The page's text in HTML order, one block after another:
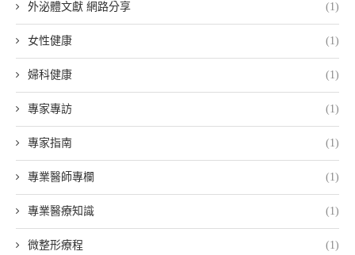
外泌體文獻 網路分享 (1)
女性健康 (1)
婦科健康 (1)
專家專訪 (1)
專家指南 (1)
專業醫師專欄 (1)
專業醫療知識 (1)
微整形療程 (1)